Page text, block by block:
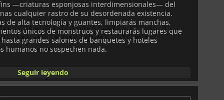
—criaturas esponjosas interdimensionales— del
cualquier rastro de su desordenada existencia.
de alta tecnología y guantes, limpiarás manchas,
únicos de monstruos y restaurarás lugares que
grandes salones de banquetes y hoteles
humanos no sospechen nada.
satisfactoria de exploración y limpieza basada en
cada uno con rasgos distintivos, para completar
nombres, edades y peculiaridades. Mejora tu
o herramientas calmantes para manejar desastres
Seguir leyendo